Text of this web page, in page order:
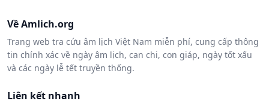
Về Amlich.org
Trang web tra cứu âm lịch Việt Nam miễn phí, cung cấp thông
tin chính xác về ngày âm lịch, can chi, con giáp, ngày tốt xấu
và các ngày lễ tết truyền thống.
Liên kết nhanh